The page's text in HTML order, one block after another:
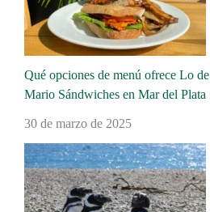
Qué opciones de menú ofrece Lo de
Mario Sándwiches en Mar del Plata
30 de marzo de 2025